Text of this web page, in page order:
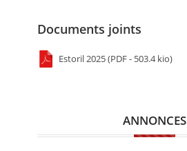
Documents joints
Estoril 2025 (PDF - 503.4 kio)
ANNONCES